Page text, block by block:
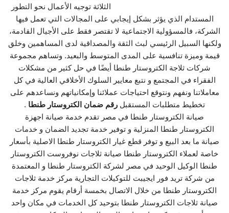
الثلاثة توجيه الأعمال نحو التطور
المستدام الذي يؤثر بشكل إيجابي على المجالات التي تعمل فيها
الشركة، فالمسؤولية الاجتماعية لا تقتصر فقط على الأجيال القادمة،
ولكنها السبيل الرئيسي لبث الثقة والمصداقية لدى المساهمين وخلق
قيمة وميزة تنافسية على المدى المتوسط والبعيد. وتساهم مجموعة
شركات ثلاجة الكتروستار طنطا أيضًا في حل كثير من مشكلات
الفقراء في المجتمع و نتبع معايير السلوك الأخلاقي العالية في كل
معاملاتنا ونفهم ونتوقع احتياجات عملائنا وإمكانياتهم ونساعدهم على
تخطيط متطلبات المستقبل رقم ضمان الكتروستار طنطا .
صيانة الكتروستار طنطا في مصر تقدم خدمة صيانة اجهزة
الكتروستار طنطا المنزلية و توفير خدمة تجديد الضمان و خدمات
صيانة ما بعد البيع و توفر قطع غيار الكتروستار طنطا الاصلية بأسعار
خاصة لعملاء الكتروستار طنطا صيانة ثلاجات نوفروست الكتروستار
طنطا الوكيل الوحيد في مصر لشركة الكتروستار طنطا و المعتمدة
من شركة تريد فور ايجيبت للتوكيلات التجارية مركز خدمة ثلاجات
الكتروستار طنطا من خلال الاتصال بخمسة أرقام يقوم مركز خدمة
صيانة ثلاجات الكتروستار طنطا بتوحيد كل الخدمات في مكان واحد